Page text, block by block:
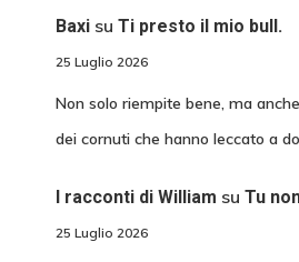
Baxisu Ti presto il mio bull.
25 Luglio 2026
Non solo riempite bene, ma
dei cornuti che hanno leccato a
I racconti di William su Tu
25 Luglio 2026